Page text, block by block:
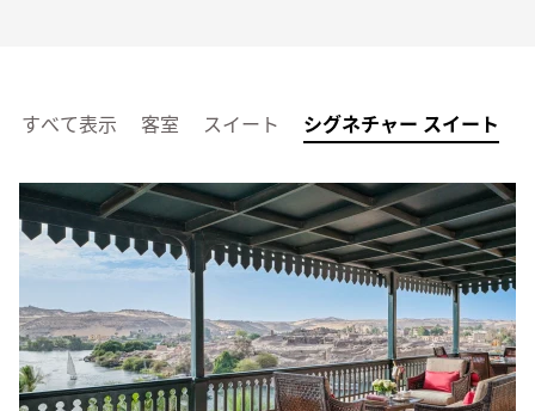
すべて表示 客室 スイート シグネチャー スイート